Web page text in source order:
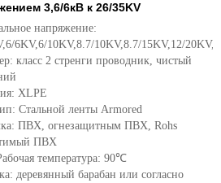
3,6/6кВ к 26/35KV
напряжение:
6KV,6/10KV,8.7/10KV,8.7/15KV,12/
класс 2 стренги проводник, чистый
XLPE
Стальной ленты Armored
ПВХ, огнезащитным ПВХ, Rohs
ПВХ
температура: 90℃
деревянный барабан или согласно